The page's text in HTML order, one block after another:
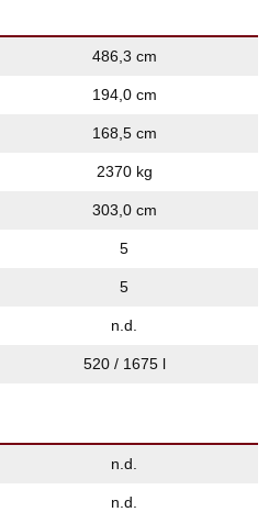
486,3 cm
194,0 cm
168,5 cm
2370 kg
303,0 cm
5
5
n.d.
520 / 1675 l
n.d.
n.d.